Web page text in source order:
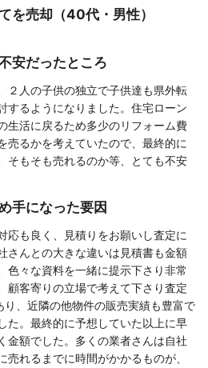
を売却（40代・男性）
安だったところ
２人の子供の独立で子供達も県外転
するようになりました。住宅ローン
生活に戻るため多少のリフォーム費
売るかを考えていたので、最終的に
そもそも売れるのか等、とても不安
手になった要因
応も良く、見積りをお願いし査定に
さんとの大きな違いは見積書も金額
色々な資料を一緒に提示下さり非常
顧客寄りの立場で考えて下さり査定
、近隣の他物件の販売実績も豊富で
た。最終的に予想していた以上に早
金額でした。多くの業者さんは自社
れるまでに時間がかかるものが、